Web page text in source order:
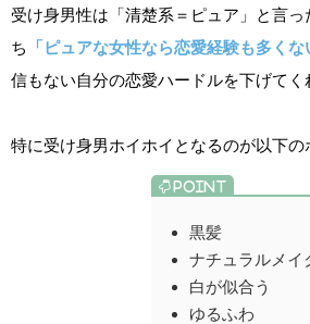
受け身男性は「清楚系＝ピュア」と言
ち
「ピュアな女性なら恋愛経験も多くな
信もない自分の恋愛ハードルを下げてく
特に受け身男ホイホイとなるのが以下の
黒髪
ナチュラルメイ
白が似合う
ゆるふわ